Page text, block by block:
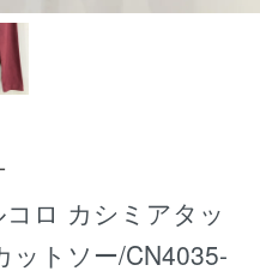
コロ カシミアタッ
ットソー/CN4035-